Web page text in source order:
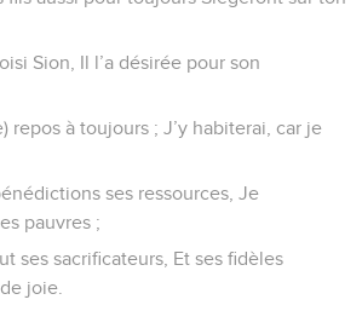
des frères, d'être
Éternel, souviens-toi de David, De
Ce vœu au puissant de Jacob :
la tente où j’habite, Je ne monterai
à mes yeux, Ni assoupissement